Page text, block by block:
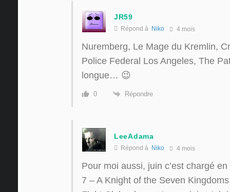
JR59
Répond à Niko 4 mois
Nuremberg, Le Mage du Kremlin,
Police Federal Los Angeles, The
longue… 😉
0 Répondre
LeeAdama
Répond à Niko 4 mois
Pour moi aussi, juin c’est chargé
7 – A Knight of the Seven